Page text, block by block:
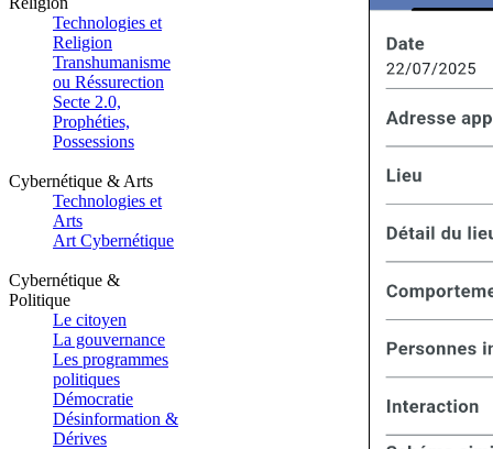
Technologies et
Religion
Transhumanisme
ou Réssurection
Secte 2.0,
Prophéties,
Possessions
Cybernétique & Arts
Technologies et
Arts
Art Cybernétique
Cybernétique &
Politique
Le citoyen
La gouvernance
Les programmes
politiques
Démocratie
Désinformation &
Dérives